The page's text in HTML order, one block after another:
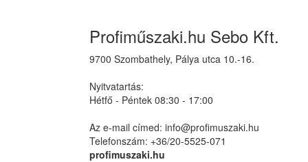
Profiműszaki.hu Sebo Kft.
9700 Szombathely, Pálya utca 10.-16.
Nyitvatartás:
Hétfő - Péntek 08:30 - 17:00
Az e-mail címed: info@profimuszaki.hu
Telefonszám: +36/20-5525-071
profimuszaki.hu